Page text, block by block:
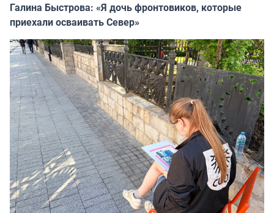
Галина Быстрова: «Я дочь фронтовиков, которые
приехали осваивать Север»